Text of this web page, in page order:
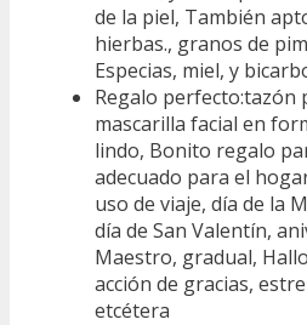
de la piel, También
hierbas., granos de
Especias, miel, y
Regalo perfecto:tazón
mascarilla facial en
lindo, Bonito regalo
adecuado para el
uso de viaje, día de la
día de San Valentín,
Maestro, gradual,
acción de gracias,
etcétera